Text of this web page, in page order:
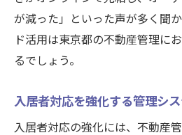
が減った」といった声が多く聞
ド活用は東京都の不動産管理に
るでしょう。
入居者対応を強化する管理シ
入居者対応の強化には、不動産